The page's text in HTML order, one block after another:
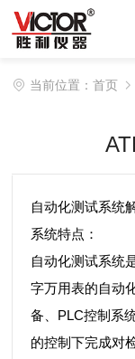
当前位置：首页
自动化测试系统
系统特点：
自动化测试系统
字万用表的自动
备、PLC控制系
的控制下完成对